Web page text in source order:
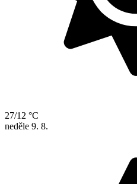
27/12 °C
neděle 9. 8.